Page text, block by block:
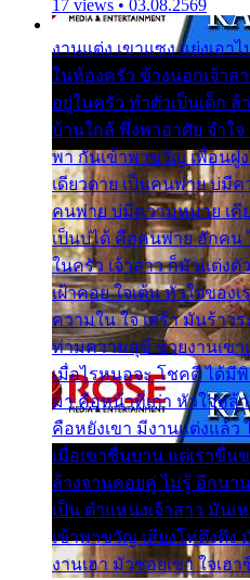
17 views • 03.08.2569
งานแต่ง เขาแซง แย่งเอ
ในห้องครัว ข้างนอกเจ้าส
อยู่ในครัว ทำตัวเป็นเด็ก ล้
บ้านใกล้ พึ่งพาอาศัย จำใจ
พา กันเข้าพาขวัญ เพื่อนฝู
เดียวดาย เป็นคนพ่าย บ่มีค
คนพ่าย บ่มีความหมาย เคีย
เป็นบ่ได้ คือคนพ่าย ฮักคน
ในครัว เจ้าสาว ก็มัวแต่งตั
เฝ้าคอย ใจเต้น หัวใจของ
ความใน ใจ เศร้า มันร้าว
ท่ามความสุขี ช่วยงานเขา
เมื่อไรหนอจะ โชคดี ได้มี
มา คือหน้าที่เก่า หัวใจหล้
คือหยังเขา มีงานแต่งแล้ว
เมื่อเขาชื่นบาน แต่เราขื่น
ล้างจานคอยคู่ ไม่รู้ อีกนา
เป็น ตำแหน่งเจ้าสาว มัน
เข้าพาขวัญ เสียงโห่ตึงตึง
งานเฮา มัวซอยเขา ใจเ